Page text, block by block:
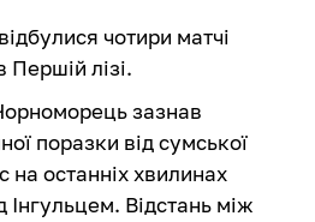
чотири матчі
Першій лізі.
зазнав
поразки від сумської
на останніх хвилинах
Відстань між